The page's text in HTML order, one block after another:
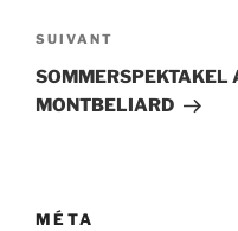
Article
suivant
SUIVANT
SOMMERSPEKTAKEL
MONTBELIARD
MÉTA